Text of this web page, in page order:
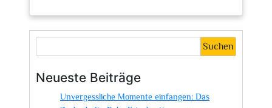
festhalten:
Der
in
Rheinhessen
Suchen
Neueste Beiträge
Unvergessliche Momente einfangen: Das